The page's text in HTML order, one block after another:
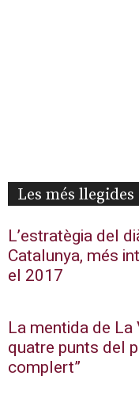
Les més llegides
L’estratègia del
Catalunya, més
el 2017
La mentida de La
quatre punts del
complert”